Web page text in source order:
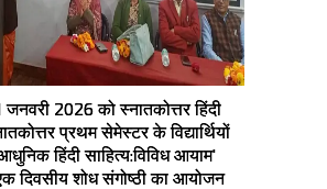
जनवरी 2026 को स्नातकोत्तर हिंदी
प्रथम सेमेस्टर के विद्यार्थियों
हिंदी साहित्य:विविध आयाम'
दिवसीय शोध संगोष्ठी का आयोजन